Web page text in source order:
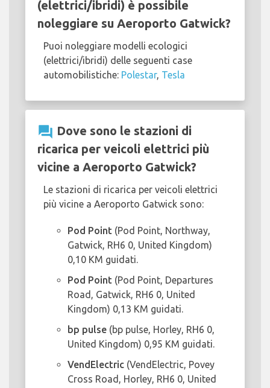
(elettrici/ibridi) è possibile
noleggiare su Aeroporto Gatwick?
Puoi noleggiare modelli ecologici
(elettrici/ibridi) delle seguenti case
automobilistiche: Polestar, Tesla
question_answer Dove sono le stazioni di
ricarica per veicoli elettrici più
vicine a Aeroporto Gatwick?
Le stazioni di ricarica per veicoli elettrici
più vicine a Aeroporto Gatwick sono:
Pod Point (Pod Point, Northway,
Gatwick, RH6 0, United Kingdom)
0,10 KM guidati.
Pod Point (Pod Point, Departures
Road, Gatwick, RH6 0, United
Kingdom) 0,13 KM guidati.
bp pulse (bp pulse, Horley, RH6 0,
United Kingdom) 0,95 KM guidati.
VendElectric (VendElectric, Povey
Cross Road, Horley, RH6 0, United